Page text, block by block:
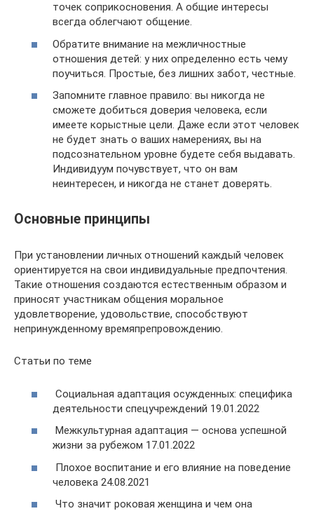
точек соприкосновения. А общие интересы
всегда облегчают общение.
Обратите внимание на межличностные
отношения детей: у них определенно есть чему
поучиться. Простые, без лишних забот, честные.
Запомните главное правило: вы никогда не
сможете добиться доверия человека, если
имеете корыстные цели. Даже если этот человек
не будет знать о ваших намерениях, вы на
подсознательном уровне будете себя выдавать.
Индивидуум почувствует, что он вам
неинтересен, и никогда не станет доверять.
Основные принципы
При установлении личных отношений каждый человек
ориентируется на свои индивидуальные предпочтения.
Такие отношения создаются естественным образом и
приносят участникам общения моральное
удовлетворение, удовольствие, способствуют
непринужденному времяпрепровождению.
Статьи по теме
Социальная адаптация осужденных: специфика
деятельности спецучреждений 19.01.2022
Межкультурная адаптация — основа успешной
жизни за рубежом 17.01.2022
Плохое воспитание и его влияние на поведение
человека 24.08.2021
Что значит роковая женщина и чем она